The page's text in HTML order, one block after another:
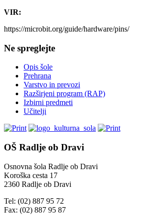
VIR:
https://microbit.org/guide/hardware/pins/
Ne spreglejte
Opis šole
Prehrana
Varstvo in prevozi
Razširjeni program (RAP)
Izbirni predmeti
Učitelji
OŠ Radlje ob Dravi
Osnovna šola Radlje ob Dravi
Koroška cesta 17
2360 Radlje ob Dravi
Tel: (02) 887 95 72
Fax: (02) 887 95 87